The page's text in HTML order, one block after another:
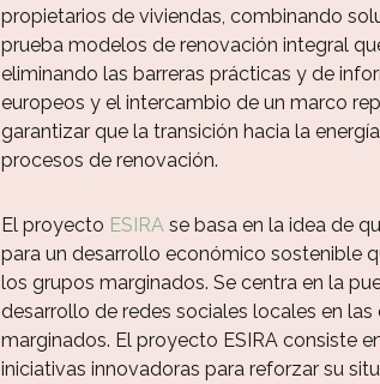
propietarios de viviendas, combinando
prueba modelos de renovación integral
eliminando las barreras prácticas y de
europeos y el intercambio de un marco
garantizar que la transición hacia la
procesos de renovación.
El proyecto ESIRA se basa en la idea de
para un desarrollo económico sostenible
los grupos marginados. Se centra en la
desarrollo de redes sociales locales en
marginados. El proyecto ESIRA consiste
iniciativas innovadoras para reforzar su